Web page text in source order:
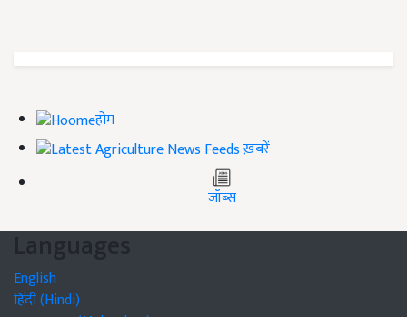
होम
ख़बरें
जॉब्स
Languages
English
हिंदी (Hindi)